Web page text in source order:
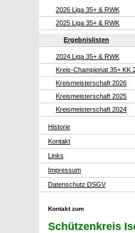
2026 Liga 35+ & RWK
2025 Liga 35+ & RWK
Ergebnislisten
2024 Liga 35+ & RWK
Kreis-Championat 35+ KK
Kreismeisterschaft 2026
Kreismeisterschaft 2025
Kreismeisterschaft 2024
Historie
Kontakt
Links
Impressum
Datenschutz DSGV
Kontakt zum
Schützenkreis